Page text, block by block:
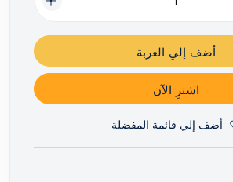
أضف إلي العربة
اشترِ الآن
أضف إلي قائمة المفضلة